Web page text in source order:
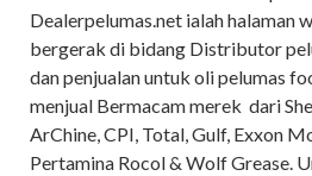
Dealerpelumas.net ialah halaman
bergerak di bidang Distributor
dan penjualan untuk oli pelumas
menjual Bermacam merek dari
ArChine, CPI, Total, Gulf, Exxon
Pertamina Rocol & Wolf Grease.